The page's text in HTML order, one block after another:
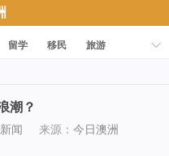
留学 移民
旅游
潮？
新闻 来源： 今日澳洲